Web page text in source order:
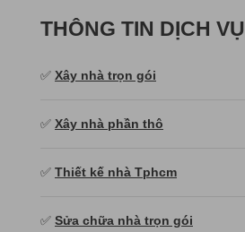
THÔNG TIN DỊCH VỤ
✅ Xây nhà trọn gói
✅ Xây nhà phần thô
✅ Thiết kế nhà Tphcm
✅ Sửa chữa nhà trọn gói